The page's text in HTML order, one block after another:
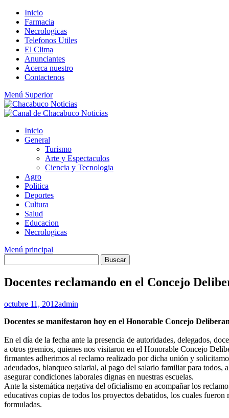
Saltar
contenido
Inicio
Farmacia
Necrologicas
Telefonos Utiles
El Clima
Anunciantes
Acerca nuestro
Contactenos
Menú Superior
Inicio
General
Turismo
Arte y Espectaculos
Ciencia y Tecnologia
Agro
Politica
Deportes
Cultura
Salud
Educacion
Necrologicas
Menú principal
Docentes reclamando en el Concejo
octubre 11, 2012admin
Docentes se manifestaron hoy en el Honorable Concejo
En el día de la fecha ante la presencia de autoridades, delegados,
a otros gremios, quienes nos visitaron en el Honorable Concejo
firmantes adherimos al reclamo realizado por dicha unión y
adeudados, blanqueo salarial, al pago del salario familiar para
asegurar condiciones laborales dignas en nuestras escuelas.
Ante la sistemática negativa del oficialismo en acompañar los
educativas copias de todos los proyectos debatidos, los cuales
formuladas.